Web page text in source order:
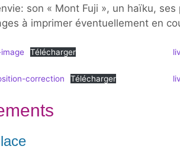
son « Mont Fuji », un haïku,
à imprimer éventuellement en
Télécharger
correction Télécharger